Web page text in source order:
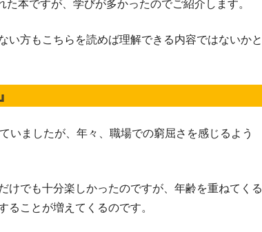
本ですが、学びが多かったのでご紹介します。
い方もこちらを読めば理解できる内容ではないかと
いましたが、年々、職場での窮屈さを感じるよう
けでも十分楽しかったのですが、年齢を重ねてくる
ことが増えてくるのです。